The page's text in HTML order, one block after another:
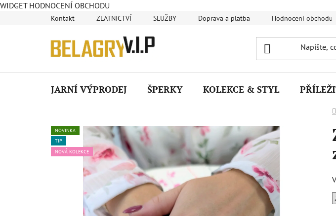
WIDGET HODNOCENÍ OBCHODU
Kontakt ZLATNICTVÍ SLUŽBY Doprava a platba Hodnocení obchodu
JARNÍ VÝPRODEJ ŠPERKY KOLEKCE & STYL
NOVINKA
TIP
NOVÁ KOLEKCE